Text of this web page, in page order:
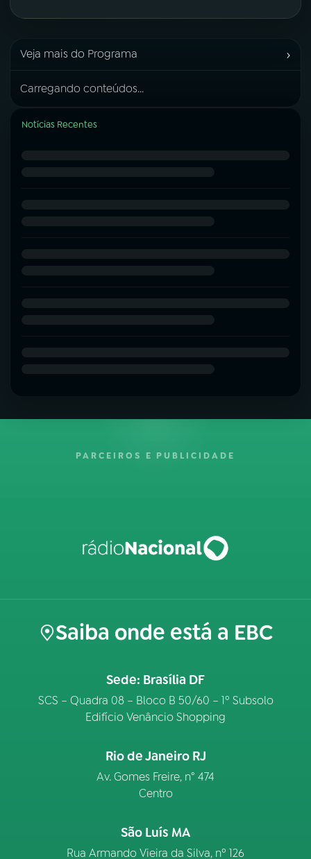
Veja mais do Programa ›
Carregando conteúdos...
Notícias Recentes
PARCEIROS E PUBLICIDADE
Saiba onde está a EBC
Sede: Brasília DF
SCS – Quadra 08 – Bloco B 50/60 – 1º Subsolo
Edifício Venâncio Shopping
Rio de Janeiro RJ
Av. Gomes Freire, n° 474
Centro
São Luís MA
Rua Armando Vieira da Silva, nº 126